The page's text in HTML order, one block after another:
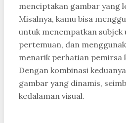
menciptakan gambar yang
Misalnya, kamu bisa
untuk menempatkan
pertemuan, dan
menarik perhatian pemirsa
Dengan kombinasi
gambar yang dinamis,
kedalaman visual.